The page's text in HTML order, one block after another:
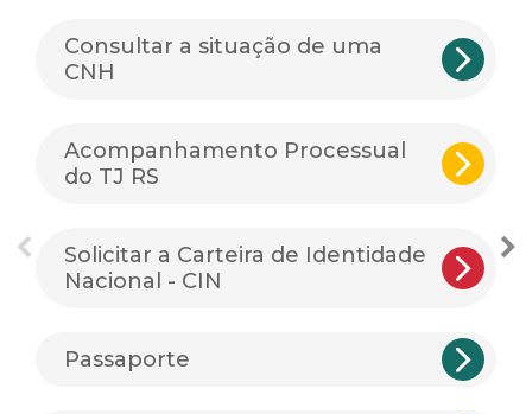
Consultar a situação de uma
CNH
Acompanhamento Processual
do TJ RS
Solicitar a Carteira de Identidade
Nacional - CIN
Passaporte